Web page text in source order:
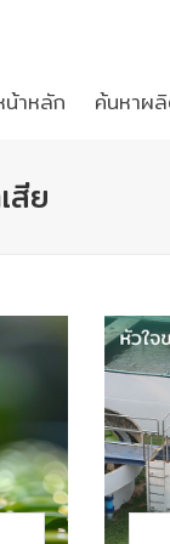
น้าหลัก ค้นหาผ
สีย